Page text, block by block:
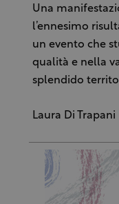
Una
l’ennesimo
un evento che
qualità e nella
splendido
Laura Di Trapani